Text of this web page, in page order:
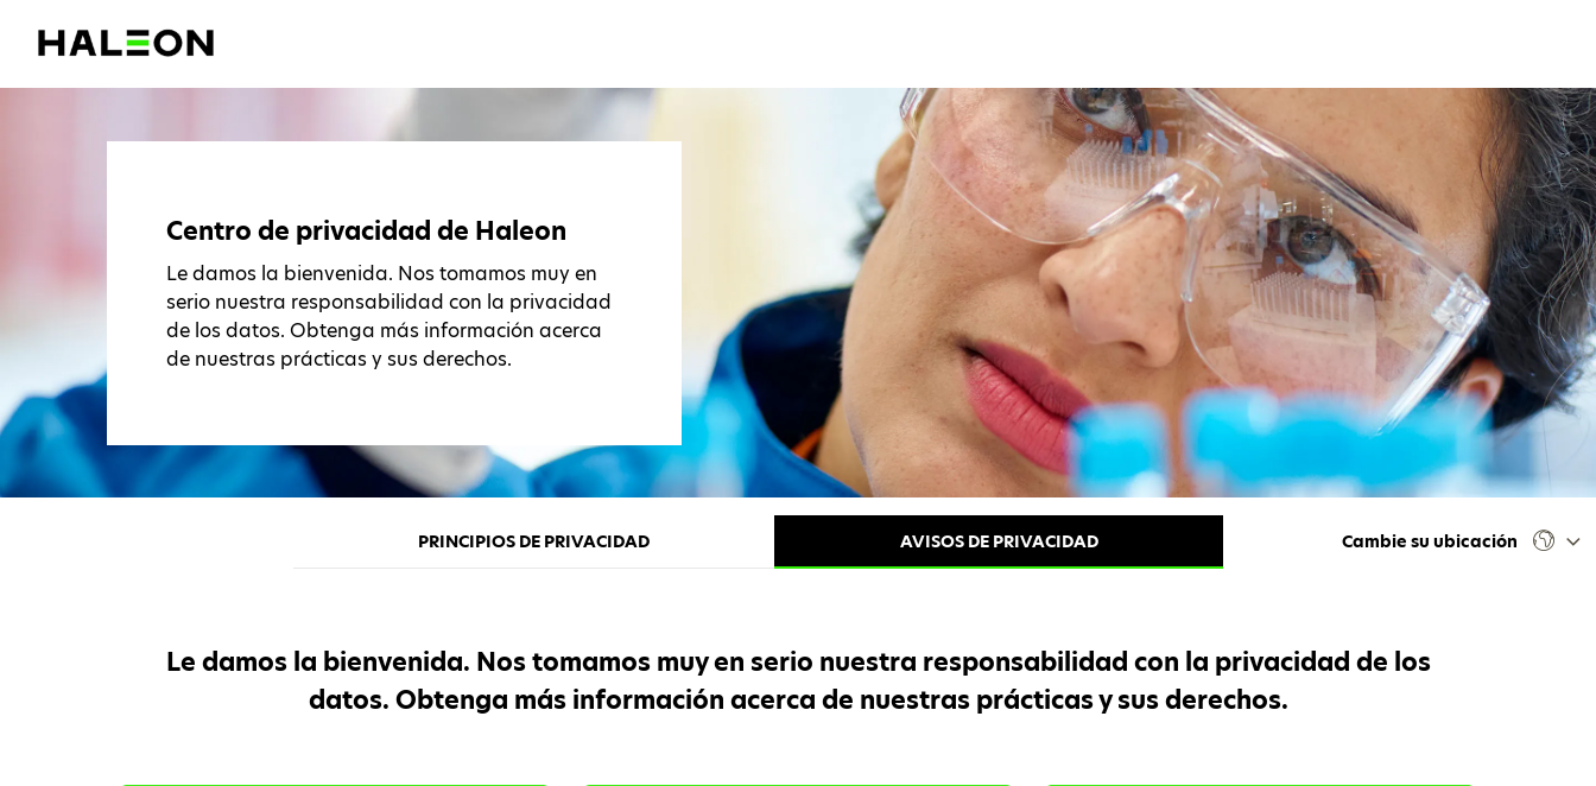
Centro de privacidad de Haleon
Le damos la bienvenida. Nos tomamos muy en
serio nuestra responsabilidad con la privacidad
de los datos. Obtenga más información acerca
de nuestras prácticas y sus derechos.
PRINCIPIOS DE PRIVACIDAD AVISOS DE PRIVACIDAD Cambie su ubicación
Le damos la bienvenida. Nos tomamos muy en serio nuestra responsabilidad con la privacidad de los
datos. Obtenga más información acerca de nuestras prácticas y sus derechos.